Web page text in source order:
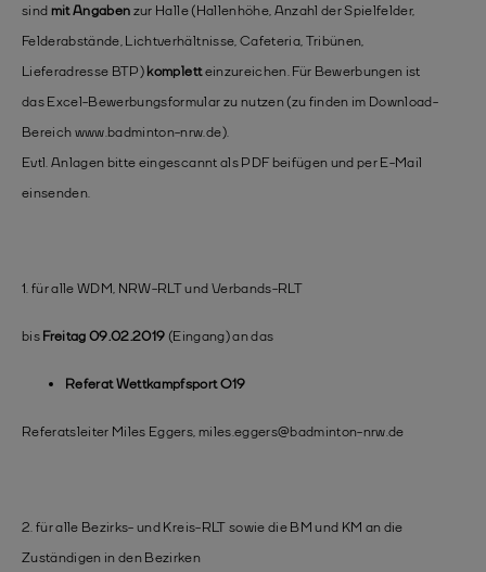
sind mit Angaben zur Halle (Hallenhöhe, Anzahl der Spielfelder,
Felderabstände, Lichtverhältnisse, Cafeteria, Tribünen,
Lieferadresse BTP) kompletteinzureichen. Für Bewerbungen ist
das Excel-Bewerbungsformular zu nutzen (zu finden im Download-
Bereich www.badminton-nrw.de).
Evtl. Anlagen bitte eingescannt als PDF beifügen und per E-Mail
einsenden.
1. für alle WDM, NRW-RLT und Verbands-RLT
bis Freitag 09.02.2019 (Eingang) an das
Referat Wettkampfsport O19
Referatsleiter Miles Eggers, miles.eggers@badminton-nrw.de
2. für alle Bezirks- und Kreis-RLT sowie die BM und KM an die
Zuständigen in den Bezirken